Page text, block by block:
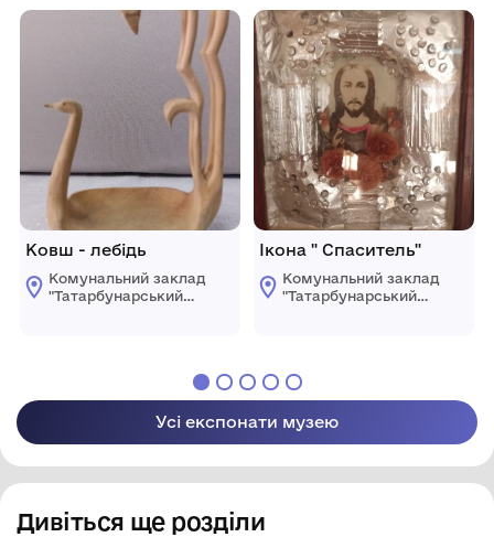
Татарбунарської
міської ради
Ковш - лебідь
Комунальний заклад
"Татарбунарський
Татарбунарської
міської ради
Ікона " Спаситель"
Комунальний заклад
"Татарбунарський
Усі експонати музею
Дивіться ще розділи